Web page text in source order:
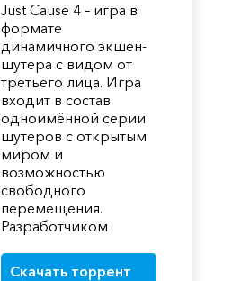
Just Cause 4 – игра в
формате
динамичного экшен-
шутера с видом от
третьего лица. Игра
входит в состав
одноимённой серии
шутеров с открытым
миром и
возможностью
свободного
перемещения.
Разработчиком
Скачать торрент